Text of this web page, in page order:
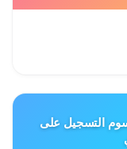
التسجيل على